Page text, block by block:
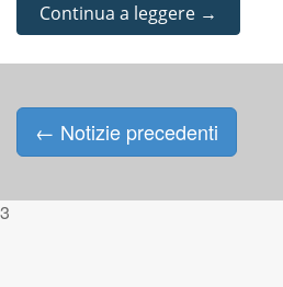
Continua a leggere →
Posts navigation
← Notizie precedenti
3